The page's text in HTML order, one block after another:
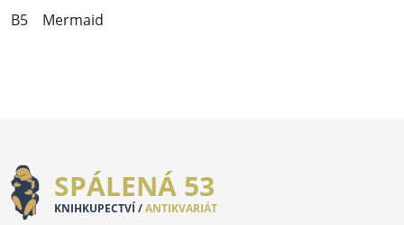
B5 Mermaid
SPÁLENÁ 53
KNIHKUPECTVÍ /ANTIKVARIÁT